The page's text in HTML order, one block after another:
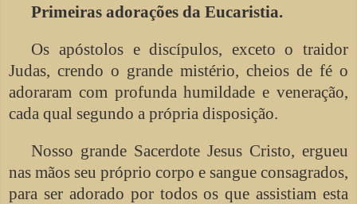
Primeiras adorações da Eucaristia.
Os apóstolos e discípulos, exceto o traidor
Judas, crendo o grande mistério, cheios de fé o
adoraram com profunda humildade e veneração,
cada qual segundo a própria disposição.
Nosso grande Sacerdote Jesus Cristo, ergueu
nas mãos seu próprio corpo e sangue consagrados,
para ser adorado por todos os que assistiam esta